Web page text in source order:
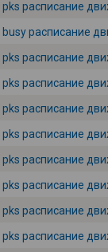
pks расписание
busy расписание
pks расписание
pks расписание
pks расписание
pks расписание
pks расписание
pks расписание
pks расписание
pks расписание